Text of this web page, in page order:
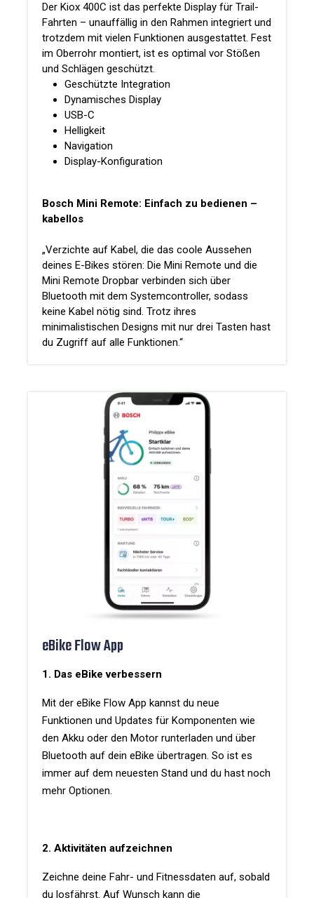
Der Kiox 400C ist das perfekte Display für Trail-
Fahrten – unauffällig in den Rahmen integriert und
trotzdem mit vielen Funktionen ausgestattet. Fest
im Oberrohr montiert, ist es optimal vor Stößen
und Schlägen geschützt.
Geschützte Integration
Dynamisches Display
USB-C
Helligkeit
Navigation
Display-Konfiguration
Bosch Mini Remote: Einfach zu bedienen –
kabellos
„Verzichte auf Kabel, die das coole Aussehen
deines E-Bikes stören: Die Mini Remote und die
Mini Remote Dropbar verbinden sich über
Bluetooth mit dem Systemcontroller, sodass
keine Kabel nötig sind. Trotz ihres
minimalistischen Designs mit nur drei Tasten hast
du Zugriff auf alle Funktionen.“
eBike Flow App
1. Das eBike verbessern
Mit der eBike Flow App kannst du neue
Funktionen und Updates für Komponenten wie
den Akku oder den Motor runterladen und über
Bluetooth auf dein eBike übertragen. So ist es
immer auf dem neuesten Stand und du hast noch
mehr Optionen.
2. Aktivitäten aufzeichnen
Zeichne deine Fahr- und Fitnessdaten auf, sobald
du losfährst. Auf Wunsch kann die